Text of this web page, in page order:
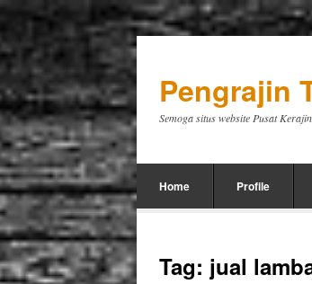
Pengrajin
Semoga situs website Pusat
Home Profile
Tag: jual